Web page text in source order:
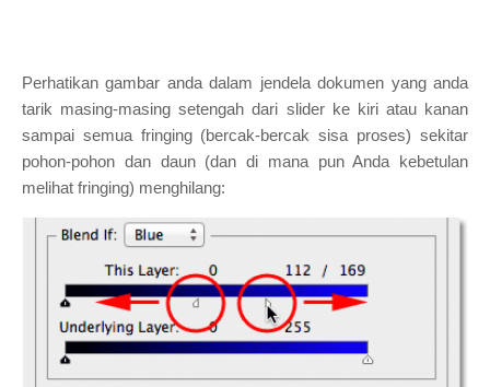
Perhatikan gambar anda dalam jendela dokumen yang anda
tarik masing-masing setengah dari slider ke kiri atau kanan
sampai semua fringing (bercak-bercak sisa proses) sekitar
pohon-pohon dan daun (dan di mana pun Anda kebetulan
melihat fringing) menghilang: